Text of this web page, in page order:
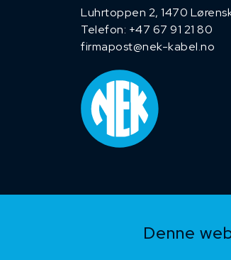
Denne
Luhrtoppen 2, 1470
Telefon: +47 67 91 21 80
firmapost@nek-kabel.no